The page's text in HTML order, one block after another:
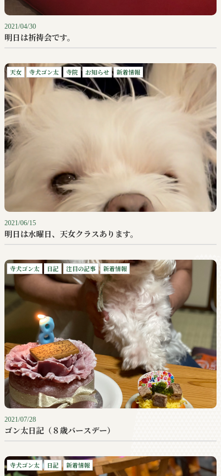
2021/04/30
明日は祈祷会です。
天女 寺犬ゴン太 寺院 お知らせ 新着情報
2021/06/15
明日は水曜日、天女クラスあります。
寺犬ゴン太 日記 注目の記事 新着情報
2021/07/28
ゴン太日記（８歳バースデー）
寺犬ゴン太 日記 新着情報